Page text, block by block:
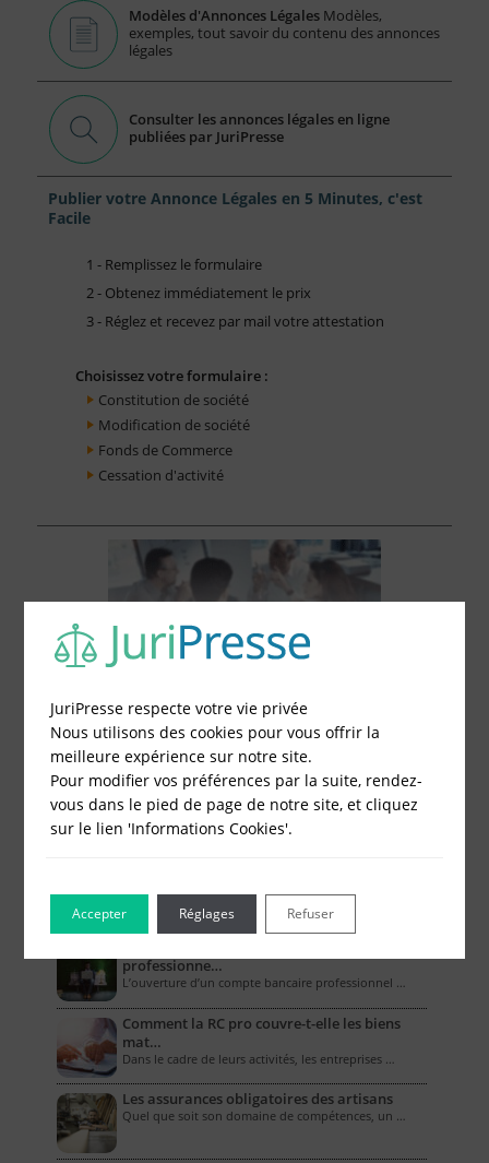
Modèles d'Annonces Légales Modèles,
exemples, tout savoir du contenu des annonces
légales
Consulter les annonces légales en ligne
publiées par JuriPresse
Publier votre Annonce Légales en 5 Minutes, c'est
Facile
1 - Remplissez le formulaire
2 - Obtenez immédiatement le prix
3 - Réglez et recevez par mail votre attestation
Choisissez votre formulaire :
Constitution de société
Modification de société
Fonds de Commerce
Cessation d'activité
Le Blog pour les Entreprises
professionne…
L’ouverture d’un compte bancaire professionnel …
Comment la RC pro couvre-t-elle les biens
mat…
Dans le cadre de leurs activités, les entreprises …
Les assurances obligatoires des artisans
Quel que soit son domaine de compétences, un …
JuriPresse respecte votre vie privée
Nous utilisons des cookies pour vous offrir la
meilleure expérience sur notre site.
Pour modifier vos préférences par la suite, rendez-
vous dans le pied de page de notre site, et cliquez
sur le lien 'Informations Cookies'.
Accepter Refuser
Réglages